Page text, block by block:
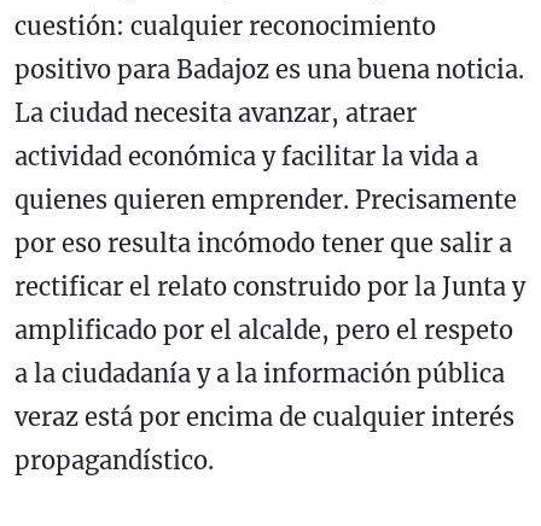
cuestión: cualquier reconocimiento
positivo para Badajoz es una buena noticia.
La ciudad necesita avanzar, atraer
actividad económica y facilitar la vida a
quienes quieren emprender. Precisamente
por eso resulta incómodo tener que salir a
rectificar el relato construido por la Junta y
amplificado por el alcalde, pero el respeto
a la ciudadanía y a la información pública
veraz está por encima de cualquier interés
propagandístico.